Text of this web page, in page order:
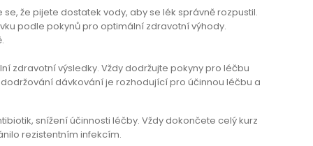
že pijete dostatek vody, aby se lék správně rozpustil.
podle pokynů pro optimální zdravotní výhody.
zdravotní výsledky. Vždy dodržujte pokyny pro léčbu
dávkování je rozhodující pro účinnou léčbu a
snížení účinnosti léčby. Vždy dokončete celý kurz
rezistentním infekcím.